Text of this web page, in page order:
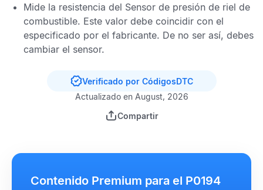
Mide la resistencia del Sensor de presión de riel de
combustible. Este valor debe coincidir con el
especificado por el fabricante. De no ser así, debes
cambiar el sensor.
Verificado por CódigosDTC
Actualizado en August, 2026
Compartir
Contenido Premium para el P0194